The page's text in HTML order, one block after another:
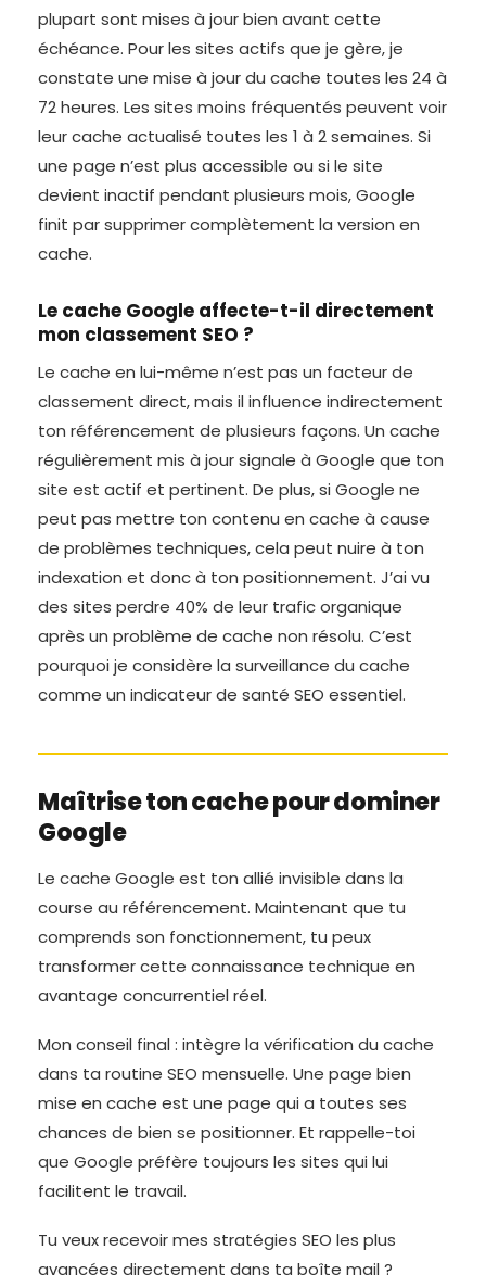
plupart sont mises à jour bien avant cette
échéance. Pour les sites actifs que je gère, je
constate une mise à jour du cache toutes les 24 à
72 heures. Les sites moins fréquentés peuvent voir
leur cache actualisé toutes les 1 à 2 semaines. Si
une page n’est plus accessible ou si le site
devient inactif pendant plusieurs mois, Google
finit par supprimer complètement la version en
cache.
Le cache Google affecte-t-il directement
mon classement SEO ?
Le cache en lui-même n’est pas un facteur de
classement direct, mais il influence indirectement
ton référencement de plusieurs façons. Un cache
régulièrement mis à jour signale à Google que ton
site est actif et pertinent. De plus, si Google ne
peut pas mettre ton contenu en cache à cause
de problèmes techniques, cela peut nuire à ton
indexation et donc à ton positionnement. J’ai vu
des sites perdre 40% de leur trafic organique
après un problème de cache non résolu. C’est
pourquoi je considère la surveillance du cache
comme un indicateur de santé SEO essentiel.
Maîtrise ton cache pour dominer
Google
Le cache Google est ton allié invisible dans la
course au référencement. Maintenant que tu
comprends son fonctionnement, tu peux
transformer cette connaissance technique en
avantage concurrentiel réel.
Mon conseil final : intègre la vérification du cache
dans ta routine SEO mensuelle. Une page bien
mise en cache est une page qui a toutes ses
chances de bien se positionner. Et rappelle-toi
que Google préfère toujours les sites qui lui
facilitent le travail.
Tu veux recevoir mes stratégies SEO les plus
avancées directement dans ta boîte mail ?